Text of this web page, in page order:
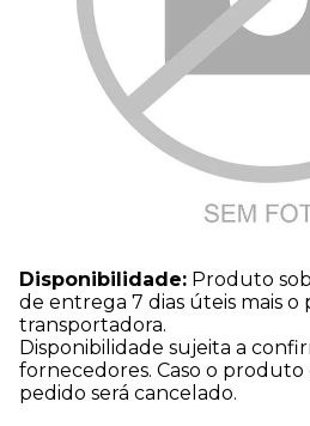
Disponibilidade: Produto
de entrega 7 dias úteis mais o
transportadora.
Disponibilidade sujeita a
fornecedores. Caso o produto
pedido será cancelado.